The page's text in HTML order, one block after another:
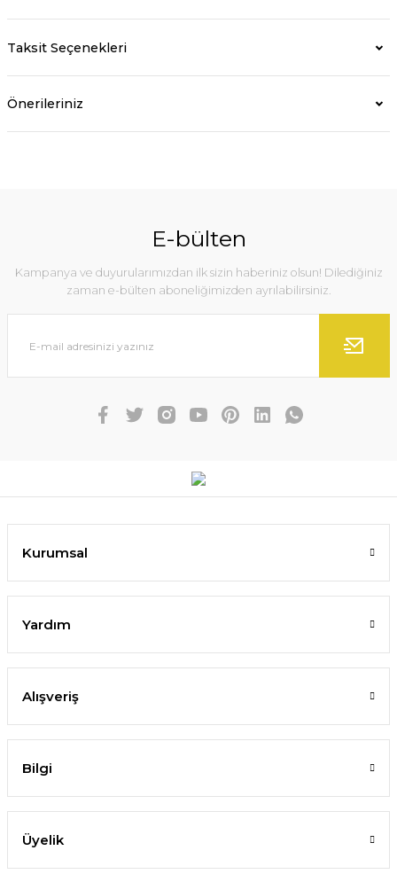
Taksit Seçenekleri
Önerileriniz
E-bülten
Kampanya ve duyurularımızdan ilk sizin haberiniz olsun! Dilediğiniz
zaman e-bülten aboneliğimizden ayrılabilirsiniz.
Kurumsal
Yardım
Alışveriş
Bilgi
Üyelik